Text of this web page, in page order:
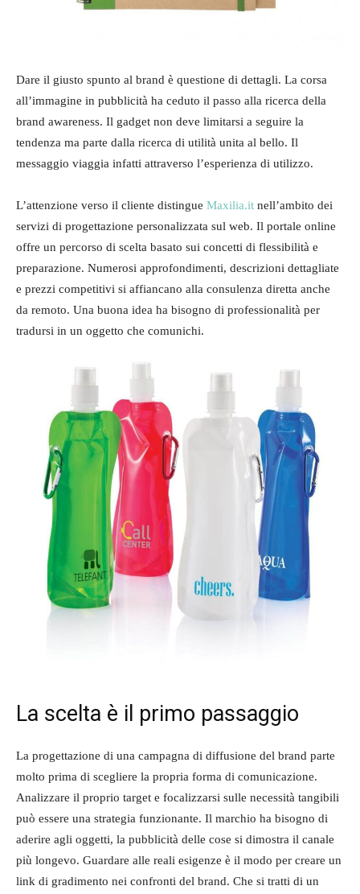
Dare il giusto spunto al brand è questione di dettagli. La corsa
all’immagine in pubblicità ha ceduto il passo alla ricerca della
brand awareness. Il gadget non deve limitarsi a seguire la
tendenza ma parte dalla ricerca di utilità unita al bello. Il
messaggio viaggia infatti attraverso l’esperienza di utilizzo.
L’attenzione verso il cliente distingue Maxilia.it nell’ambito dei
servizi di progettazione personalizzata sul web. Il portale online
offre un percorso di scelta basato sui concetti di flessibilità e
preparazione. Numerosi approfondimenti, descrizioni dettagliate
e prezzi competitivi si affiancano alla consulenza diretta anche
da remoto. Una buona idea ha bisogno di professionalità per
tradursi in un oggetto che comunichi.
La scelta è il primo passaggio
La progettazione di una campagna di diffusione del brand parte
molto prima di scegliere la propria forma di comunicazione.
Analizzare il proprio target e focalizzarsi sulle necessità tangibili
può essere una strategia funzionante. Il marchio ha bisogno di
aderire agli oggetti, la pubblicità delle cose si dimostra il canale
più longevo. Guardare alle reali esigenze è il modo per creare un
link di gradimento nei confronti del brand. Che si tratti di un